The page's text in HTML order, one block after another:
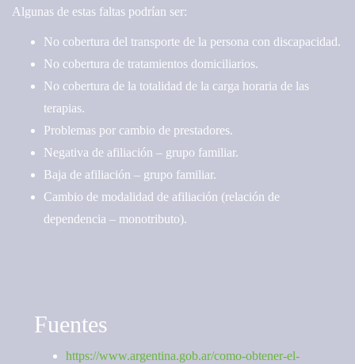
Algunas de estas faltas podrían ser:
No cobertura del transporte de la persona con discapacidad.
No cobertura de tratamientos domiciliarios.
No cobertura de la totalidad de la carga horaria de las
terapias.
Problemas por cambio de prestadores.
Negativa de afiliación – grupo familiar.
Baja de afiliación – grupo familiar.
Cambio de modalidad de afiliación (relación de
dependencia – monotributo).
Fuentes
https://www.argentina.gob.ar/como-obtener-el-